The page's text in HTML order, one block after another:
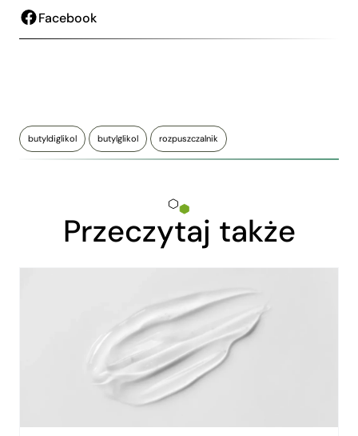
Facebook
butyldiglikol butylglikol rozpuszczalnik
Przeczytaj także